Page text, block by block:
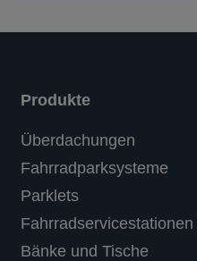
Produkte
Überdachungen
Fahrradparksysteme
Parklets
Fahrradservicestationen
Bänke und Tische